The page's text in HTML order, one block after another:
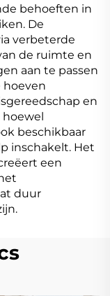
behoeften in
De
verbeterde
de ruimte en
aan te passen
hoeven
en
beschikbaar
inschakelt. Het
een
duur